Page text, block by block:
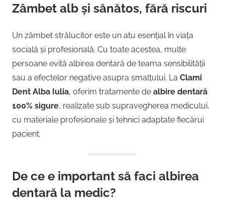
România
Zâmbet alb și sănătos, fără riscuri
Un zâmbet strălucitor este un atu esențial în viața
socială și profesională. Cu toate acestea, multe
persoane evită albirea dentară de teama sensibilității
sau a efectelor negative asupra smalțului. La Clami
Dent Alba Iulia, oferim tratamente de albire dentară
100% sigure, realizate sub supravegherea medicului,
cu materiale profesionale și tehnici adaptate fiecărui
pacient.
De ce e important să faci albirea
dentară la medic?